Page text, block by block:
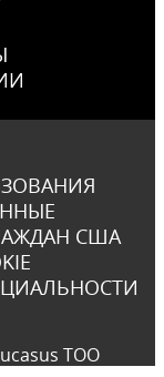
США
TOO